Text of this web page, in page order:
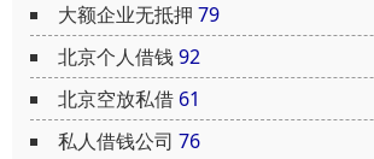
大额企业无抵押 79
北京个人借钱92
北京空放私借 61
私人借钱公司 76